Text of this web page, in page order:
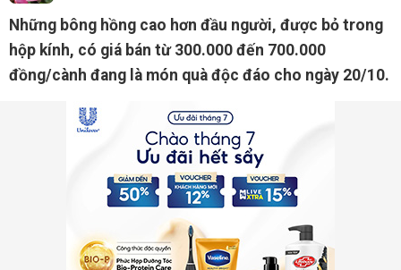
Những bông hồng cao hơn đầu người, được bỏ trong
hộp kính, có giá bán từ 300.000 đến 700.000
đồng/cành đang là món quà độc đáo cho ngày 20/10.